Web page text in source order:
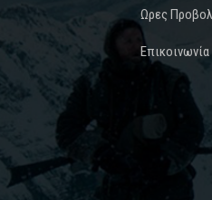
Ωρες
Επικοινωνία